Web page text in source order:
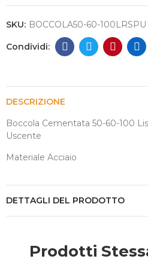
SKU: BOCCOLA50-60-100LRSPU
DESCRIZIONE
Boccola Cementata 50-60-100
Uscente
Materiale Acciaio
DETTAGLI DEL PRODOTTO
Prodotti